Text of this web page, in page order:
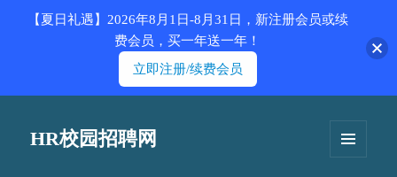
HR校园招聘网
【夏日礼遇】2026年8月1日-8月31日，新注册会员或续
费会员，买一年送一年！
立即注册/续费会员